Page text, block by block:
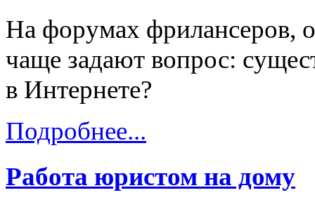
На форумах фрилансеров,
чаще задают вопрос:
в Интернете?
Подробнее...
Работа юристом на дому